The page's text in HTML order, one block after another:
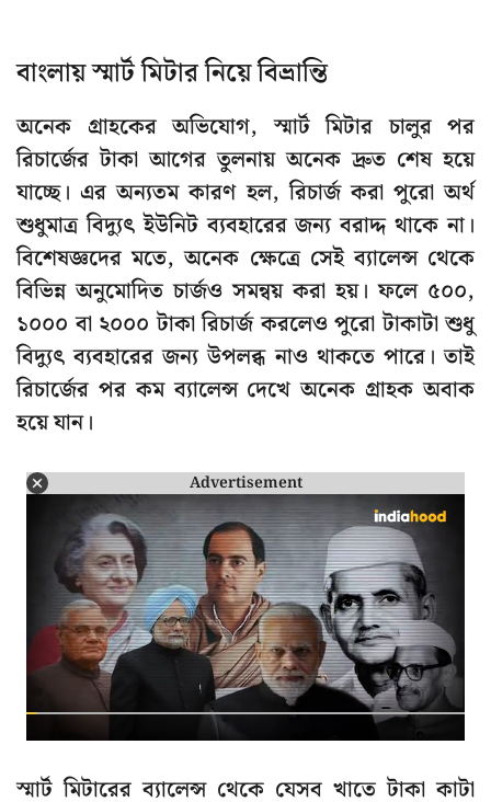
বাংলায় স্মার্ট মিটার নিয়ে বিভ্রান্তি
অনেক গ্রাহকের অভিযোগ, স্মার্ট মিটার চালুর পর
রিচার্জের টাকা আগের তুলনায় অনেক দ্রুত শেষ হয়ে
যাচ্ছে। এর অন্যতম কারণ হল, রিচার্জ করা পুরো অর্থ
শুধুমাত্র বিদ্যুৎ ইউনিট ব্যবহারের জন্য বরাদ্দ থাকে না।
বিশেষজ্ঞদের মতে, অনেক ক্ষেত্রে সেই ব্যালেন্স থেকে
বিভিন্ন অনুমোদিত চার্জও সমন্বয় করা হয়। ফলে ৫০০,
১০০০ বা ২০০০ টাকা রিচার্জ করলেও পুরো টাকাটা শুধু
বিদ্যুৎ ব্যবহারের জন্য উপলব্ধ নাও থাকতে পারে। তাই
রিচার্জের পর কম ব্যালেন্স দেখে অনেক গ্রাহক অবাক
হয়ে যান।
Advertisement
স্মার্ট মিটারের ব্যালেন্স থেকে যেসব খাতে টাকা কাটা